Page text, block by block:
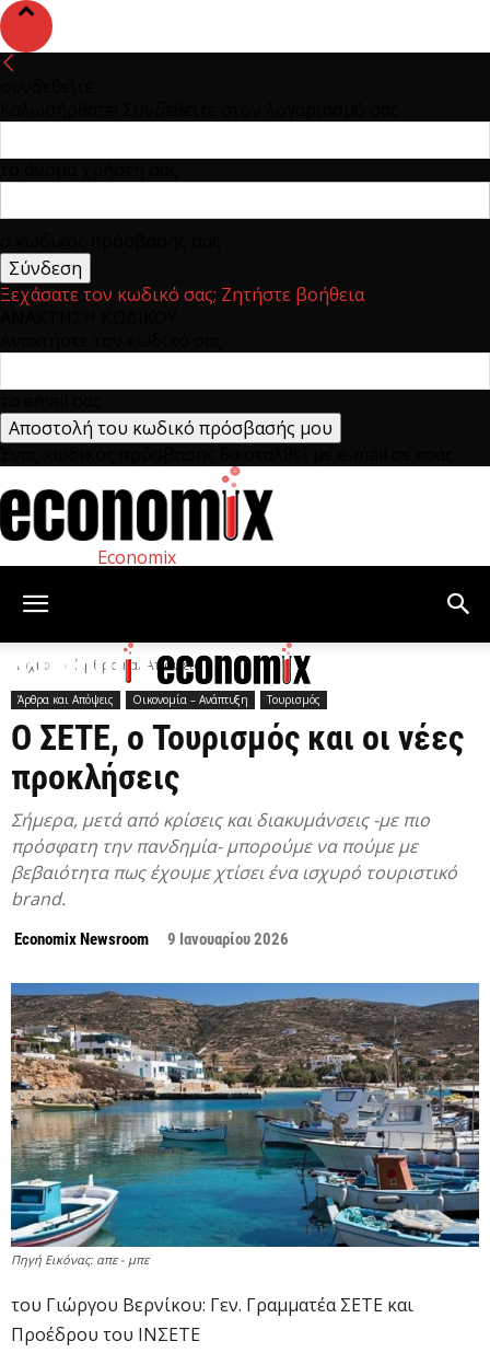
Ξεχάσατε τον κωδικό σας; Ζητήστε βοήθεια
Economix
Αρχική Άρθρα και Απόψεις
Άρθρα και Απόψεις Οικονομία – Ανάπτυξη Τουρισμός
Ο ΣΕΤΕ, ο Τουρισμός και οι νέες
προκλήσεις
Σήμερα, μετά από κρίσεις και διακυμάνσεις -με πιο
πρόσφατη την πανδημία- μπορούμε να πούμε με
βεβαιότητα πως έχουμε χτίσει ένα ισχυρό τουριστικό
brand.
Economix Newsroom 9 Ιανουαρίου 2026
Πηγή Εικόνας: απε - μπε
του Γιώργου Βερνίκου: Γεν. Γραμματέα ΣΕΤΕ και
Προέδρου του ΙΝΣΕΤΕ